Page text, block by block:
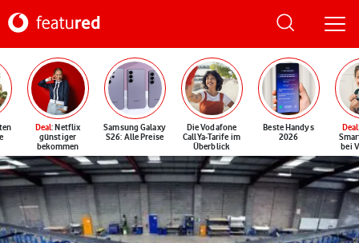
Deal: Netflix
günstiger
bekommen
Samsung Galaxy
S26: Alle Preise
Die Vodafone
CallYa-Tarife im
Überblick
Beste Handys
2026
Deal
bei